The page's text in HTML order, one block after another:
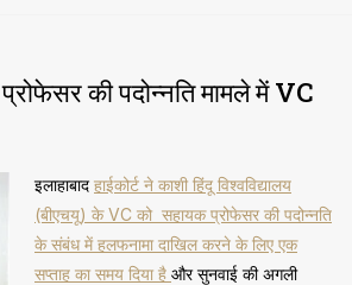
की पदोन्नति मामले में VC
इलाहाबाद हाईकोर्ट ने काशी हिंदू विश्वविद्यालय
(बीएचयू) के VC को सहायक प्रोफेसर की पदोन्नति
के संबंध में हलफनामा दाखिल करने के लिए एक
सप्ताह का समय दिया है और सुनवाई की अगली